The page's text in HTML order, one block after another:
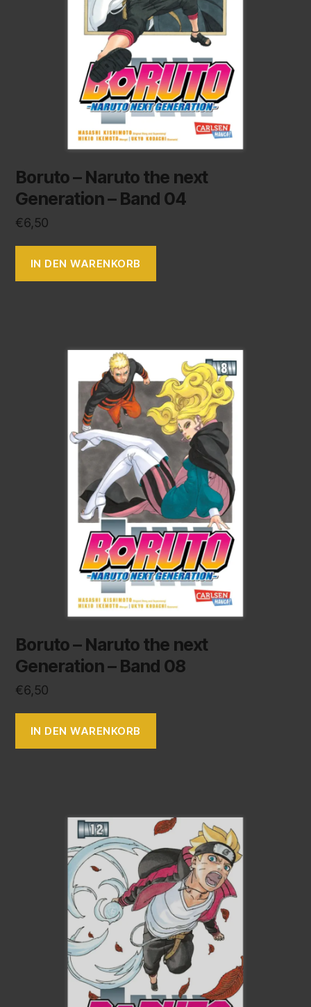
Boruto – Naruto the next
Generation – Band 04
€6,50
IN DEN WARENKORB
Boruto – Naruto the next
Generation – Band 08
€6,50
IN DEN WARENKORB